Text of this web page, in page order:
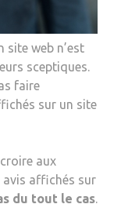
site web n’est
sceptiques.
faire
sur un site
aux
affichés sur
du tout le cas.